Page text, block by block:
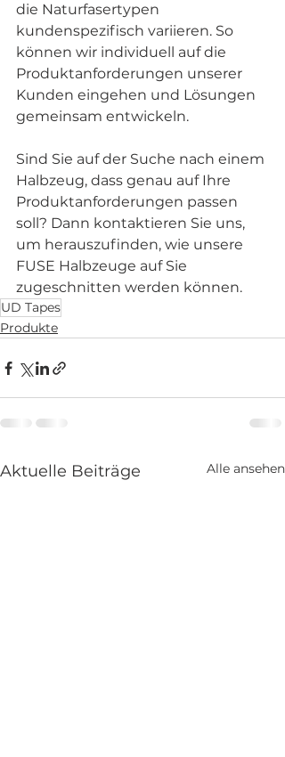
die Naturfasertypen
kundenspezifisch variieren. So
können wir individuell auf die
Produktanforderungen unserer
Kunden eingehen und Lösungen
gemeinsam entwickeln.
Sind Sie auf der Suche nach einem
Halbzeug, dass genau auf Ihre
Produktanforderungen passen
soll? Dann kontaktieren Sie uns,
um herauszufinden, wie unsere
FUSE Halbzeuge auf Sie
zugeschnitten werden können.
UD Tapes
Produkte
Aktuelle Beiträge Alle ansehen